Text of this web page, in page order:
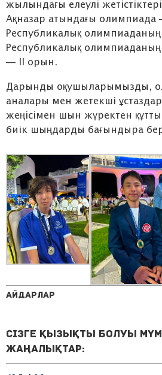
жылындағы елеулі
Ақназар атындағы олимпиада
Республикалық олимпиаданың
Республикалық
— ІІ орын.
Дарынды оқушыларымызды,
аналары мен жетекші
жеңісімен шын жүректен
биік шыңдарды бағындыра
Айдарлар
Сізге қызықты болуы
жаңалықтар: